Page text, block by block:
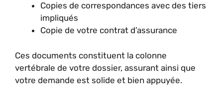
Copies de correspondances avec des tiers
impliqués
Copie de votre contrat d’assurance
Ces documents constituent la colonne
vertébrale de votre dossier, assurant ainsi que
votre demande est solide et bien appuyée.